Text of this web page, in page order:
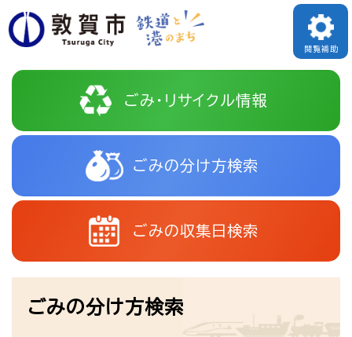
ペ
ー
先
頭
す
メニューを飛ばして本文へ
閲覧補助
本
ごみ・リサイクル情報
ごみの分け方検索
ごみの収集日検索
ごみの分け方検索